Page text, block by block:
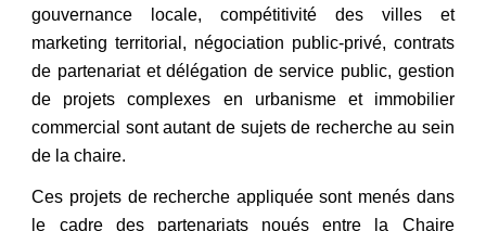
gouvernance locale, compétitivité des villes et
marketing territorial, négociation public-privé, contrats
de partenariat et délégation de service public, gestion
de projets complexes en urbanisme et immobilier
commercial sont autant de sujets de recherche au sein
de la chaire.
Ces projets de recherche appliquée sont menés dans
le cadre des partenariats noués entre la Chaire